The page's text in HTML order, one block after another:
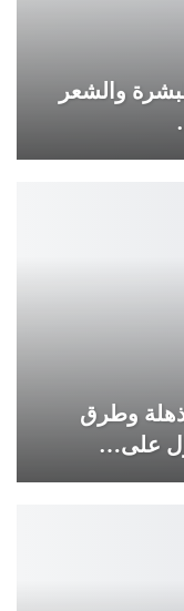
للبشرة والشعر
وطرق
على…